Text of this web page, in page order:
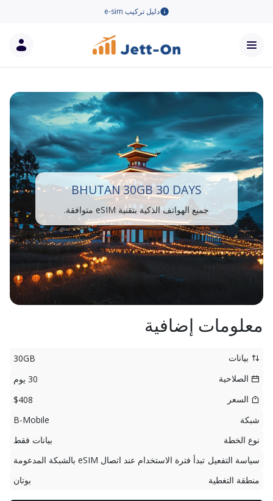
دليل تركيب e-sim
BHUTAN 30GB 30 DAYS
جميع الهواتف الذكية بتقنية eSIM متوافقة.
معلومات إضافية
بيانات
30GB
الصلاحية
30 يوم
السعر
$408
شبكة
B-Mobile
نوع الخطة
بيانات فقط
سياسة التفعيل تبدأ فترة الاستخدام عند اتصال eSIM بالشبكة المدعومة
منطقة التغطية
بوتان